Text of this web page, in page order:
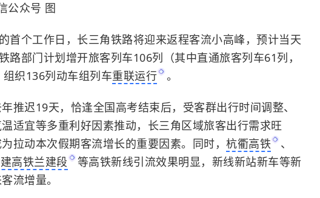
公众号 图
首个工作日，长三角铁路将迎来返程客流小高峰，预计当天
路部门计划增开旅客列车106列（其中直通旅客列车61列，
织136列动车组列车重联运行 。
推迟19天，恰逢全国高考结束后，受客群出行时间调整、
适宜等多重利好因素推动，长三角区域旅客出行需求旺
拉动本次假期客流增长的重要因素。同时， 杭衢高铁
、
高铁兰建段
等高铁新线引流效果明显，新线新站新车等新
流增量。